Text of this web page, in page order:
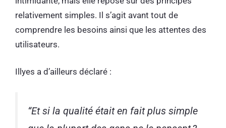
relativement simples. Il s’agit avant tout de
comprendre les besoins ainsi que les attentes des
utilisateurs.
Illyes a d’ailleurs déclaré :
“Et si la qualité était en fait plus simple